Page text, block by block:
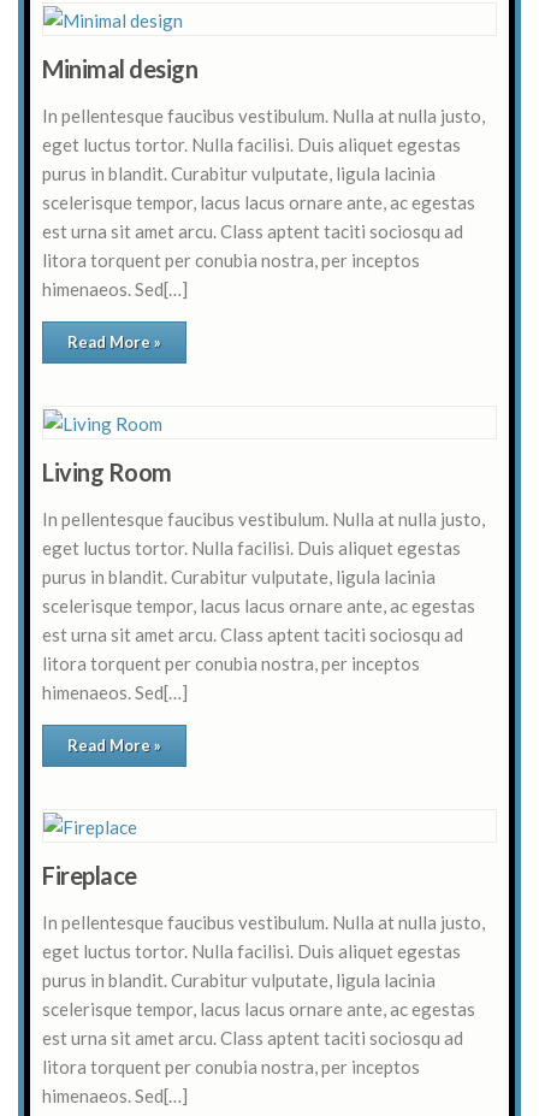
Minimal design
In pellentesque faucibus vestibulum. Nulla at nulla justo,
eget luctus tortor. Nulla facilisi. Duis aliquet egestas
purus in blandit. Curabitur vulputate, ligula lacinia
scelerisque tempor, lacus lacus ornare ante, ac egestas
est urna sit amet arcu. Class aptent taciti sociosqu ad
litora torquent per conubia nostra, per inceptos
himenaeos. Sed[…]
Read More »
Living Room
In pellentesque faucibus vestibulum. Nulla at nulla justo,
eget luctus tortor. Nulla facilisi. Duis aliquet egestas
purus in blandit. Curabitur vulputate, ligula lacinia
scelerisque tempor, lacus lacus ornare ante, ac egestas
est urna sit amet arcu. Class aptent taciti sociosqu ad
litora torquent per conubia nostra, per inceptos
himenaeos. Sed[…]
Read More »
Fireplace
In pellentesque faucibus vestibulum. Nulla at nulla justo,
eget luctus tortor. Nulla facilisi. Duis aliquet egestas
purus in blandit. Curabitur vulputate, ligula lacinia
scelerisque tempor, lacus lacus ornare ante, ac egestas
est urna sit amet arcu. Class aptent taciti sociosqu ad
litora torquent per conubia nostra, per inceptos
himenaeos. Sed[…]